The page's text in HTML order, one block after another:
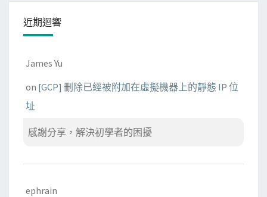
近期迴響
James Yu
on [GCP] 刪除已經被附加在虛擬機器上的靜態 IP 位
址
感謝分享，解決初學者的困擾
ephrain